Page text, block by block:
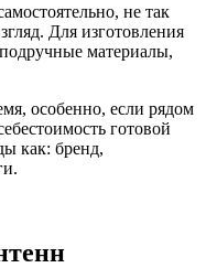
не так
Для изготовления
материалы,
особенно, если рядом
готовой
как: бренд,